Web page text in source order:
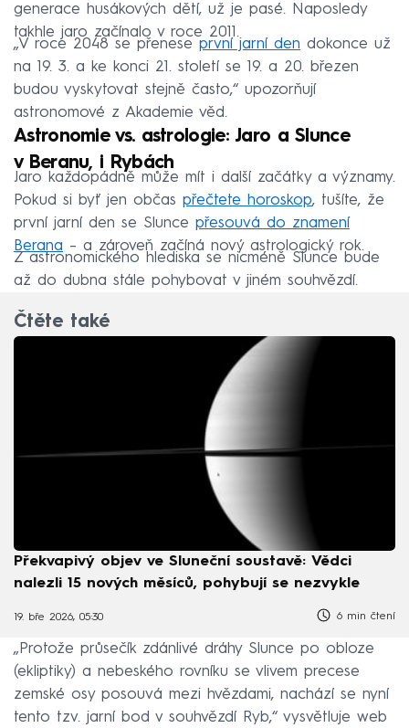
generace husákových dětí, už je pasé. Naposledy
takhle jaro začínalo v roce 2011.
„V roce 2048 se přenese první jarní den dokonce už
na 19. 3. a ke konci 21. století se 19. a 20. březen
budou vyskytovat stejně často,“ upozorňují
astronomové z Akademie věd.
Astronomie vs. astrologie: Jaro a Slunce
v Beranu, i Rybách
Jaro každopádně může mít i další začátky a významy.
Pokud si byť jen občas přečtete horoskop, tušíte, že
první jarní den se Slunce přesouvá do znamení
Berana – a zároveň začíná nový astrologický rok.
Z astronomického hlediska se nicméně Slunce bude
až do dubna stále pohybovat v jiném souhvězdí.
Čtěte také
Překvapivý objev ve Sluneční soustavě: Vědci
nalezli 15 nových měsíců, pohybují se nezvykle
19. bře 2026, 05:30 6 min čtení
„Protože průsečík zdánlivé dráhy Slunce po obloze
(ekliptiky) a nebeského rovníku se vlivem precese
zemské osy posouvá mezi hvězdami, nachází se nyní
tento tzv. jarní bod v souhvězdí Ryb,“ vysvětluje web